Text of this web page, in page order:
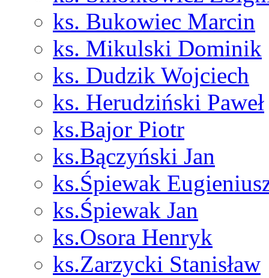
ks. Bukowiec Marcin
ks. Mikulski Dominik
ks. Dudzik Wojciech
ks. Herudziński Paweł
ks.Bajor Piotr
ks.Bączyński Jan
ks.Śpiewak
ks.Śpiewak Jan
ks.Osora Henryk
ks.Zarzycki Stanisław